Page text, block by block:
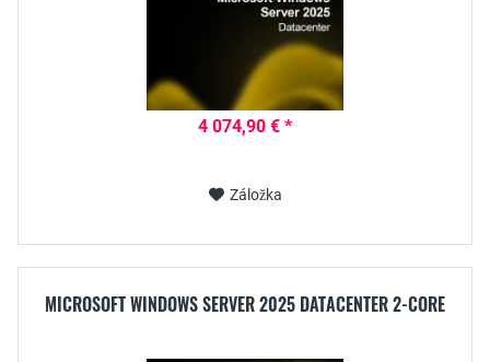
4 074,90 € *
Záložka
MICROSOFT WINDOWS SERVER 2025 DATACENTER 2-CORE